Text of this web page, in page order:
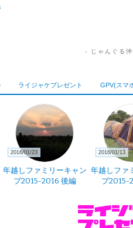
- じゃんぐる
ライジャケプレゼント GPV(スマ
年越しファミリーキャン
プ2015-2016 後編
2016/01/23
年越しファ
プ2015-
2016/01/13